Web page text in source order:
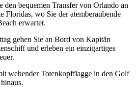
den bequemen Transfer von Orlando an
Floridas, wo Sie der atemberaubende
erwartet.
gehen Sie an Bord von Kapitän
und erleben ein einzigartiges
wehender Totenkopfflagge in den Golf